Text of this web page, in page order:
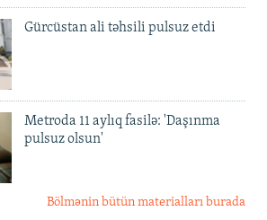
Gürcüstan ali təhsili pulsuz etdi
Metroda 11 aylıq fasilə: 'Daşınma
pulsuz olsun'
Bölmənin bütün materialları burada